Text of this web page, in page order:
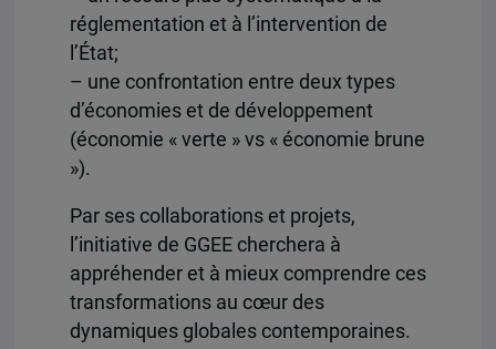
réglementation et à l’intervention de
l’État;
– une confrontation entre deux types
d’économies et de développement
(économie « verte » vs « économie brune
»).
Par ses collaborations et projets,
l’initiative de GGEE cherchera à
appréhender et à mieux comprendre ces
transformations au cœur des
dynamiques globales contemporaines.